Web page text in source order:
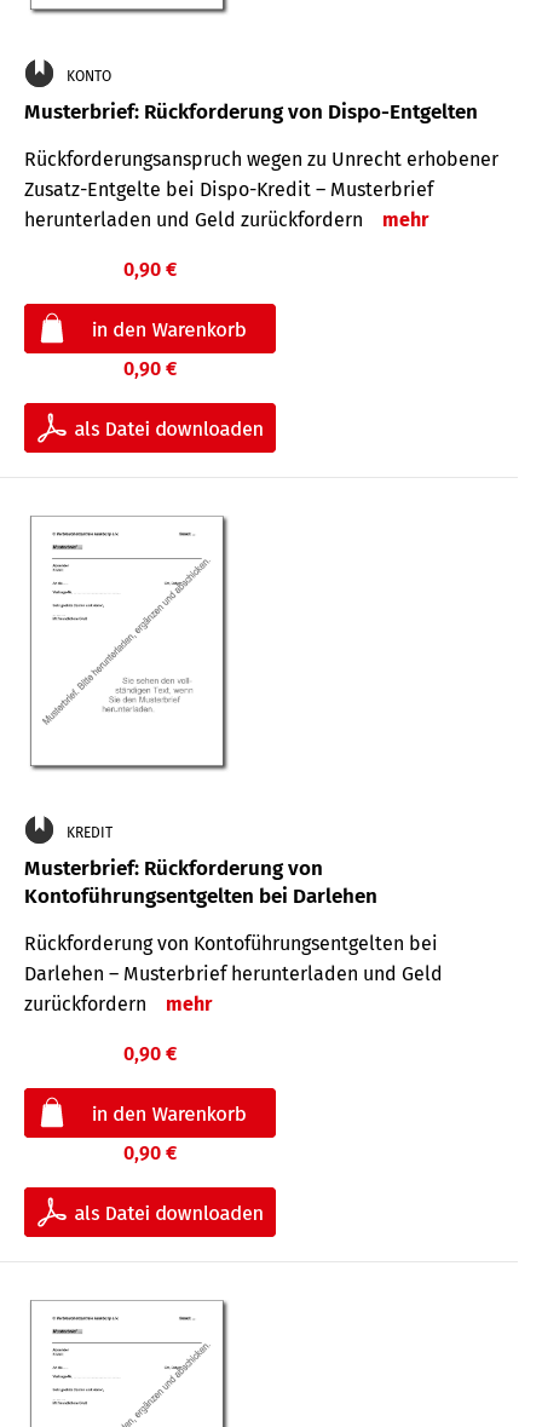
KONTO
Musterbrief: Rückforderung von Dispo-Entgelten
Rückforderungsanspruch wegen zu Unrecht erhobener
Zusatz-Entgelte bei Dispo-Kredit – Musterbrief
herunterladen und Geld zurückfordern
mehr
0,90 €
0,90 €
KREDIT
Musterbrief: Rückforderung von
Kontoführungsentgelten bei Darlehen
Rückforderung von Kontoführungsentgelten bei
Darlehen – Musterbrief herunterladen und Geld
zurückfordern
mehr
0,90 €
0,90 €